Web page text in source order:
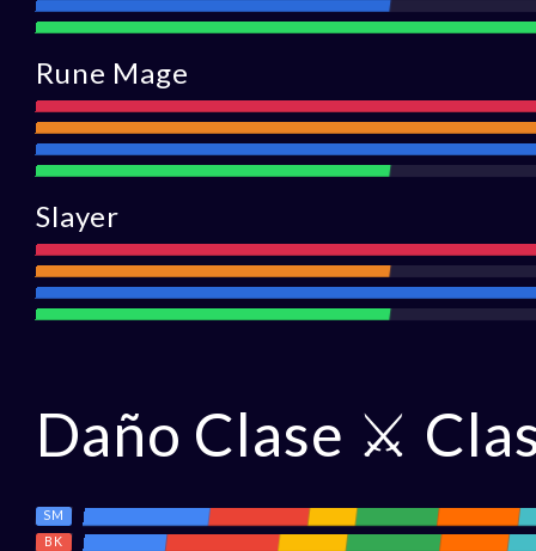
Defensa
Asistencia
Rune Mage
Ataque
Alcance
Defensa
Asistencia
Slayer
Ataque
Alcance
Defensa
Asistencia
Daño Clase ⚔
SM
BK